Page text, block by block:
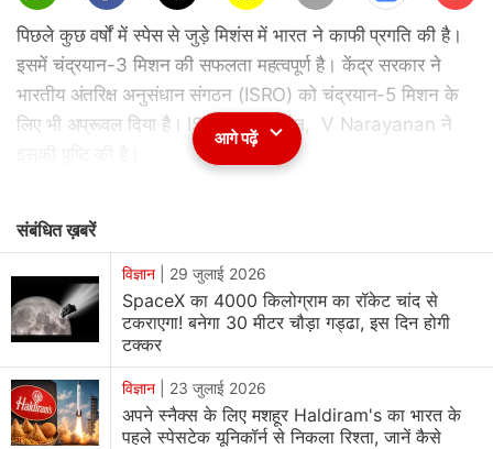
scri
be
पिछले कुछ वर्षों में स्पेस से जुड़े मिशंस में भारत ने काफी प्रगति की है।
इसमें चंद्रयान-3 मिशन की सफलता महत्वपूर्ण है। केंद्र सरकार ने
भारतीय अंतरिक्ष अनुसंधान संगठन (ISRO) को चंद्रयान-5 मिशन के
लिए भी अप्रूवल दिया है। ISRO के चेयरमैन, V Narayanan ने
जानकारी उपलब्ध करा सकता है। भारत का लक्ष्य 2040 तक चंद्रमा
पर ह्युमन मिशन भेजने का है। चंद्रयान-5 मिशन में लगभग 350
किलोग्राम के रोवर का इस्तेमाल किया जा सकता है। इस मिशन में
जापान का भी सहयोग लिया जाएगा। इससे पहले ISRO ने चंद्रयान-4
मिशन की तैयारी शुरू की है। इस मिशन में चंद्रमा से सैम्पल एकत्र कर
धरती पर लाए जाएंगे। पिछले वर्ष चंद्रयान-4 मिशन को सरकार की ओर
से स्वीकृति दी गई थी।
आगे पढ़ें
संबंधित ख़बरें
विज्ञान 29 जुलाई 2026
SpaceX का 4000 किलोग्राम का रॉकेट चांद से
टकराएगा! बनेगा 30 मीटर चौड़ा गड्ढा, इस दिन होगी
टक्कर
विज्ञान 23 जुलाई 2026
अपने स्नैक्स के लिए मशहूर Haldiram's का भारत के
पहले स्पेसटेक यूनिकॉर्न से निकला रिश्ता, जानें कैसे